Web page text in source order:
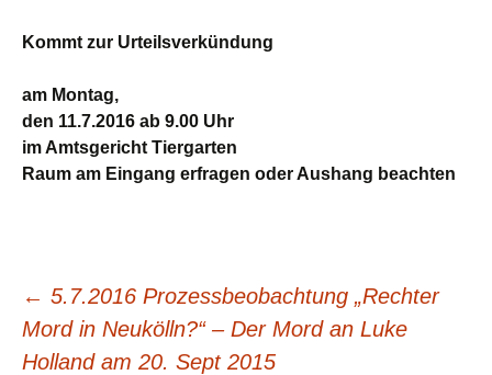
Kommt zur Urteilsverkündung
am Montag,
den 11.7.2016 ab 9.00 Uhr
im Amtsgericht Tiergarten
Raum am Eingang erfragen oder Aushang beachten
Beitragsnavigation
← 5.7.2016 Prozessbeobachtung „Rechter
Mord in Neukölln?“ – Der Mord an Luke
Holland am 20. Sept 2015